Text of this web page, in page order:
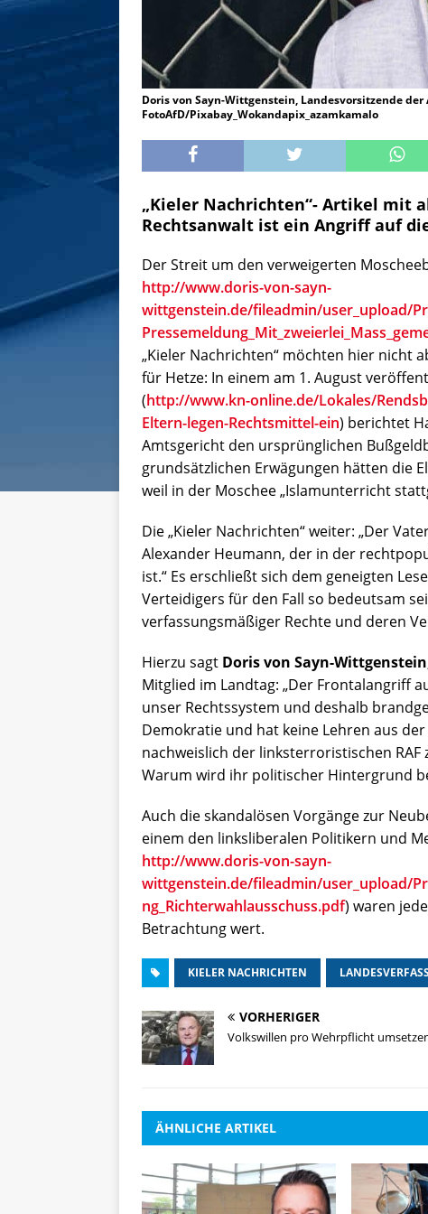
Doris von Sayn-Wittgenstein, Landesvorsitzende
FotoAfD/Pixabay_Wokandapix_azamkamalo
„Kieler Nachrichten“- Artikel mit
Rechtsanwalt ist ein Angriff auf
Der Streit um den verweigerten
http://www.doris-von-sayn-
wittgenstein.de/fileadmin/user_upload/
„Kieler Nachrichten“ möchten hier nicht
für Hetze: In einem am 1. August
(http://www.kn-online.de/Lokales/
Eltern-legen-Rechtsmittel-ein) berichtet
Amtsgericht den ursprünglichen
grundsätzlichen Erwägungen hätten die
weil in der Moschee „Islamunterricht
Die „Kieler Nachrichten“ weiter: „Der
Alexander Heumann, der in der
ist.“ Es erschließt sich dem geneigten
Verteidigers für den Fall so bedeutsam
verfassungsmäßiger Rechte und deren
Hierzu sagt Doris von Sayn-Wittgenstein
Mitglied im Landtag: „Der Frontalangriff
unser Rechtssystem und deshalb
Demokratie und hat keine Lehren aus
nachweislich der linksterroristischen
Warum wird ihr politischer Hintergrund
Auch die skandalösen Vorgänge zur
einem den linksliberalen Politikern und
http://www.doris-von-sayn-
wittgenstein.de/fileadmin/user_upload/
ng_Richterwahlausschuss.pdf) waren
Betrachtung wert.
KIELER NACHRICHTEN
VORHERIGER
Volkswillen pro Wehrpflicht
ÄHNLICHE ARTIKEL